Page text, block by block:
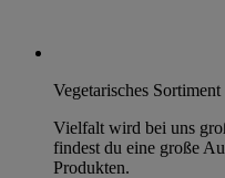
Vegetarisches Sortiment
Vielfalt wird bei uns
findest du eine große
Produkten.